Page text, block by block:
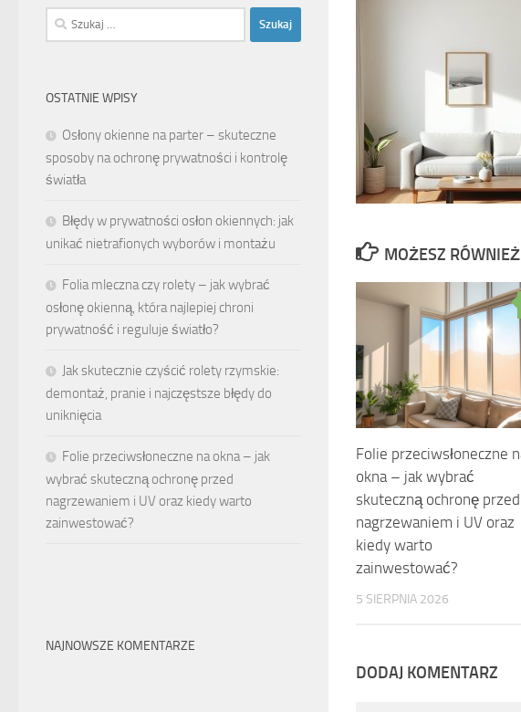
MOŻESZ
Folie przeciwsłoneczne
okna – jak wybrać
skuteczną ochronę przed
nagrzewaniem i UV oraz
kiedy warto
zainwestować?
5 SIERPNIA 2026
DODAJ KOMENTARZ
Szukaj:
OSTATNIE WPISY
Osłony okienne na parter – skuteczne
sposoby na ochronę prywatności i kontrolę
światła
Błędy w prywatności osłon okiennych: jak
unikać nietrafionych wyborów i montażu
Folia mleczna czy rolety – jak wybrać
osłonę okienną, która najlepiej chroni
prywatność i reguluje światło?
Jak skutecznie czyścić rolety rzymskie:
demontaż, pranie i najczęstsze błędy do
uniknięcia
Folie przeciwsłoneczne na okna – jak
wybrać skuteczną ochronę przed
nagrzewaniem i UV oraz kiedy warto
zainwestować?
NAJNOWSZE KOMENTARZE